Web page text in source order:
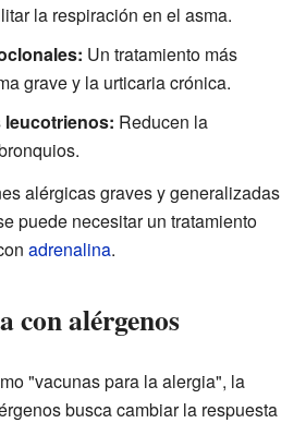
la respiración en el asma.
Un tratamiento más
grave y la urticaria crónica.
leucotrienos: Reducen la
alérgicas graves y generalizadas
puede necesitar un tratamiento
adrenalina.
con alérgenos
"vacunas para la alergia", la
busca cambiar la respuesta